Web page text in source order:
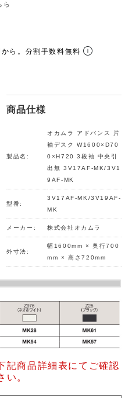
ら
から。分割手数料無料
商品仕様
製品名:
オカムラ アドバンス 片
袖デスク W1600×D70
0×H720 3段袖 中央引
出無 3V17AF-MK/3V1
9AF-MK
型番:
3V17AF-MK/3V19AF-
MK
メーカー: 株式会社オカムラ
外寸法:
幅1600mm × 奥行700
mm × 高さ720mm
記商品詳細表にてご確認
い。